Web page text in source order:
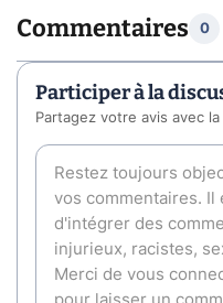
Commentaires 0
Participer à la
Partagez votre avis avec